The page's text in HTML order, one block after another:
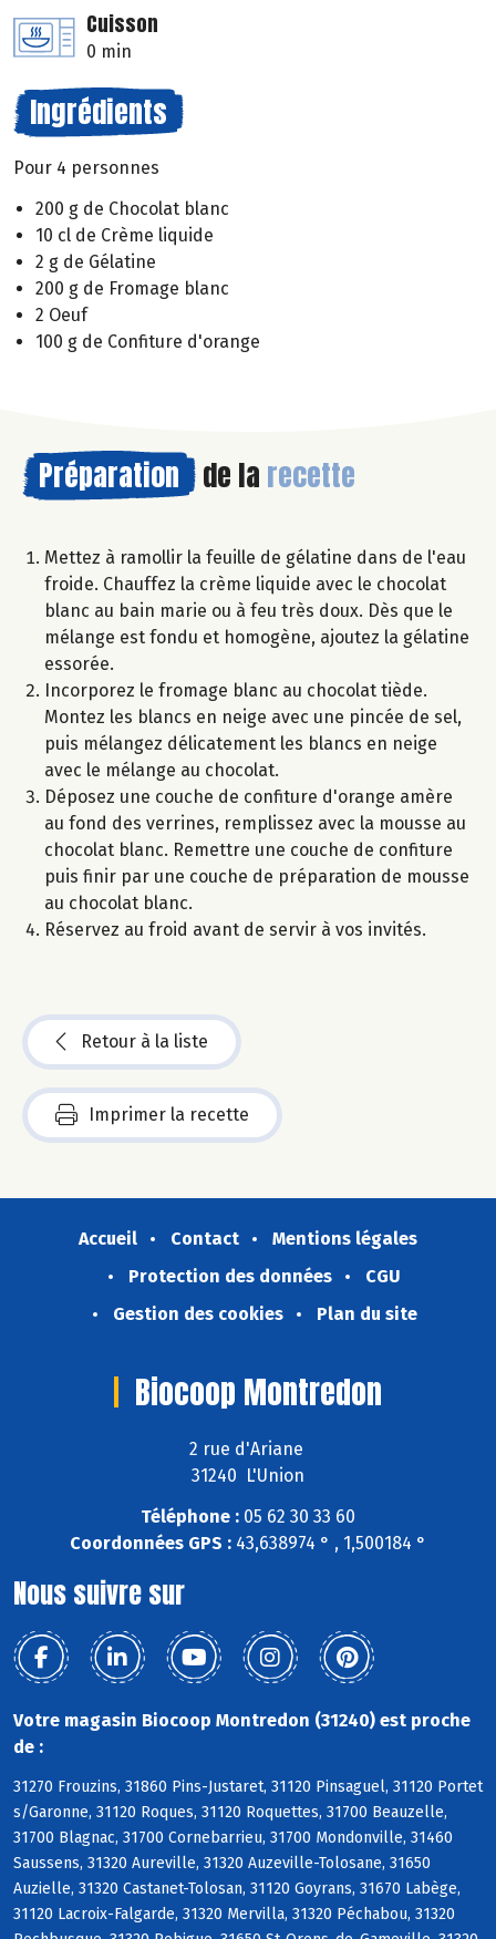
Cuisson
0 min
Ingrédients
Pour 4 personnes
200 g de Chocolat blanc
10 cl de Crème liquide
2 g de Gélatine
200 g de Fromage blanc
2 Oeuf
100 g de Confiture d'orange
Préparation de la recette
Mettez à ramollir la feuille de gélatine dans de l'eau
froide. Chauffez la crème liquide avec le chocolat
blanc au bain marie ou à feu très doux. Dès que le
mélange est fondu et homogène, ajoutez la gélatine
essorée.
Incorporez le fromage blanc au chocolat tiède.
Montez les blancs en neige avec une pincée de sel,
puis mélangez délicatement les blancs en neige
avec le mélange au chocolat.
Déposez une couche de confiture d'orange amère
au fond des verrines, remplissez avec la mousse au
chocolat blanc. Remettre une couche de confiture
puis finir par une couche de préparation de mousse
au chocolat blanc.
Réservez au froid avant de servir à vos invités.
Retour à la liste
Imprimer la recette
Accueil Contact
Mentions légales
Protection des données
CGU
Gestion des cookies
Plan du site
Biocoop Montredon
2 rue d'Ariane
31240 L'Union
Téléphone : 05 62 30 33 60
Coordonnées GPS : 43,638974 ° , 1,500184 °
Nous suivre sur
Votre magasin Biocoop Montredon (31240) est proche
de :
31270 Frouzins, 31860 Pins-Justaret, 31120 Pinsaguel, 31120 Portet
s/Garonne, 31120 Roques, 31120 Roquettes, 31700 Beauzelle,
31700 Blagnac, 31700 Cornebarrieu, 31700 Mondonville, 31460
Saussens, 31320 Aureville, 31320 Auzeville-Tolosane, 31650
Auzielle, 31320 Castanet-Tolosan, 31120 Goyrans, 31670 Labège,
31120 Lacroix-Falgarde, 31320 Mervilla, 31320 Péchabou, 31320